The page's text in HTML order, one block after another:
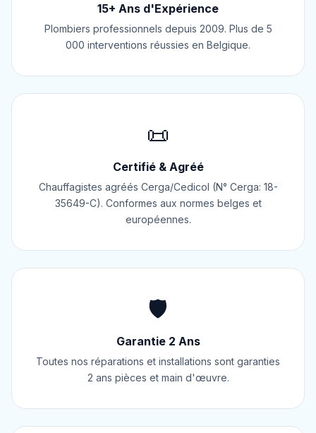
15+ Ans d'Expérience
Plombiers professionnels depuis 2009. Plus de 5
000 interventions réussies en Belgique.
📜
Certifié & Agréé
Chauffagistes agréés Cerga/Cedicol (N° Cerga: 18-
35649-C). Conformes aux normes belges et
européennes.
🛡️
Garantie 2 Ans
Toutes nos réparations et installations sont garanties
2 ans pièces et main d'œuvre.